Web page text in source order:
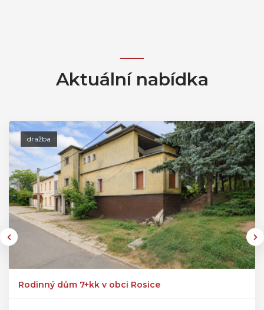
Aktuální nabídka
dražba
Rodinný dům 7+kk v obci Rosice